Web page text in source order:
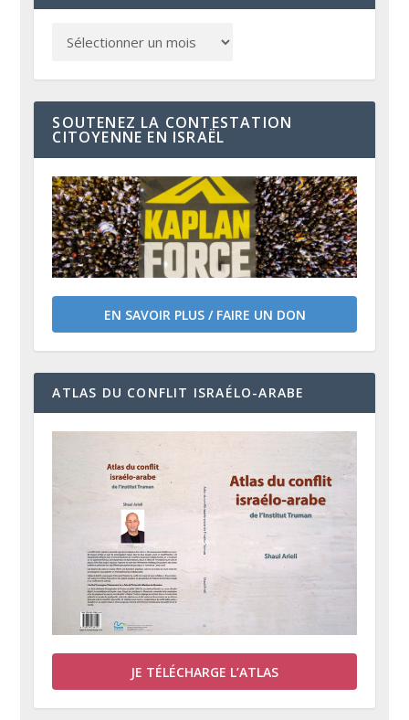
SOUTENEZ LA CONTESTATION
CITOYENNE EN ISRAËL
EN SAVOIR PLUS / FAIRE UN DON
ATLAS DU CONFLIT ISRAÉLO-ARABE
JE TÉLÉCHARGE L’ATLAS